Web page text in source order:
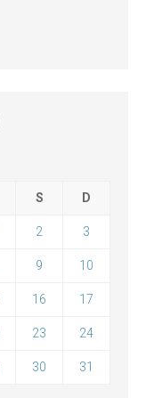
S D
2 3
9 10
16 17
23 24
30 31